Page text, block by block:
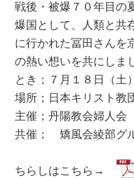
戦後・被爆７０年目の
爆国として、人類と共
に行かれた冨田さんを
の熱い想いを共にしま
とき；７月１８日（
場所；日本キリスト教
主催；丹陽教
共催； 矯風会綾部グ
ちらしはこちら→